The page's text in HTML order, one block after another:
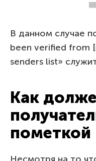
В данном случае
been verified from
senders list»
Как
пометкой